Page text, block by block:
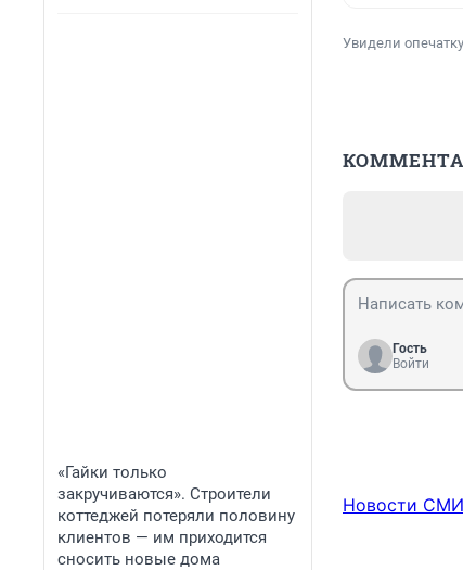
«Гайки только
закручиваются». Строители
коттеджей потеряли половину
клиентов — им приходится
сносить новые дома
Увидели
Гость
Войти
Новости